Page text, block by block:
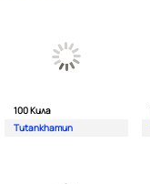
100 Кила
Tutankhamun